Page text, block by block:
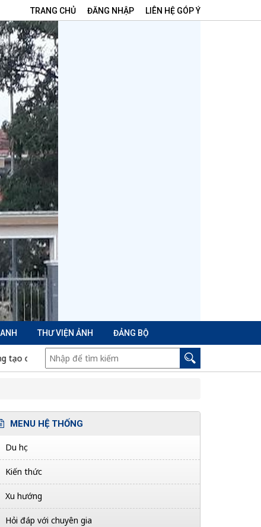
TRANG CHỦ ĐĂNG NHẬP LIÊN HỆ GÓP Ý
THƯ VIỆN ẢNH ĐẢNG BỘ
sinh Cách phòng tránh mất dữ liệu khi dùng phần mềm
MENU HỆ THỐNG
Du học
Kiến thức
Xu hướng
Hỏi đáp với chuyên gia